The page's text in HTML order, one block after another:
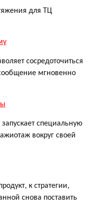
для ТЦ
сосредоточиться
мгновенно
специальную
вокруг своей
к стратегии,
снова поставить